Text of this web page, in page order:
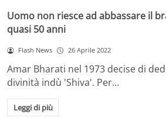
Uomo non riesce ad abbassare il
quasi 50 anni
Flash News 26 Aprile 2022
Amar Bharati nel 1973 decise di
divinità indù 'Shiva'. Per…
Leggi di più